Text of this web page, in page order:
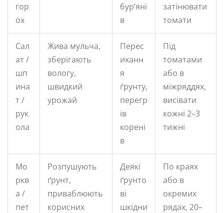
гор
ох
бур’яні
в
затінювати
томати
Сал
ат /
шп
ина
т /
рук
ола
Жива мульча,
зберігають
вологу,
швидкий
урожай
Перес
иханн
я
ґрунту,
перегр
ів
корені
в
Під
томатами
або в
міжряддях,
висівати
кожні 2–3
тижні
Мо
ркв
а /
пет
Розпушують
ґрунт,
приваблюють
корисних
Деякі
ґрунто
ві
шкідни
По краях
або в
окремих
рядах, 20–